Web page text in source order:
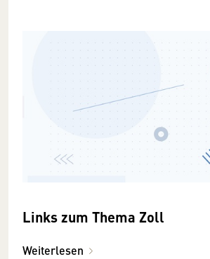
Links zum Thema Zoll
Weiterlesen